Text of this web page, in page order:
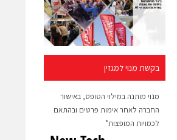
בקשת מנוי למגזין
מנוי מותנה במילוי הטופס, באישור
החברה לאחר אימות פרטים ובהתאם
לכמויות המופצות*